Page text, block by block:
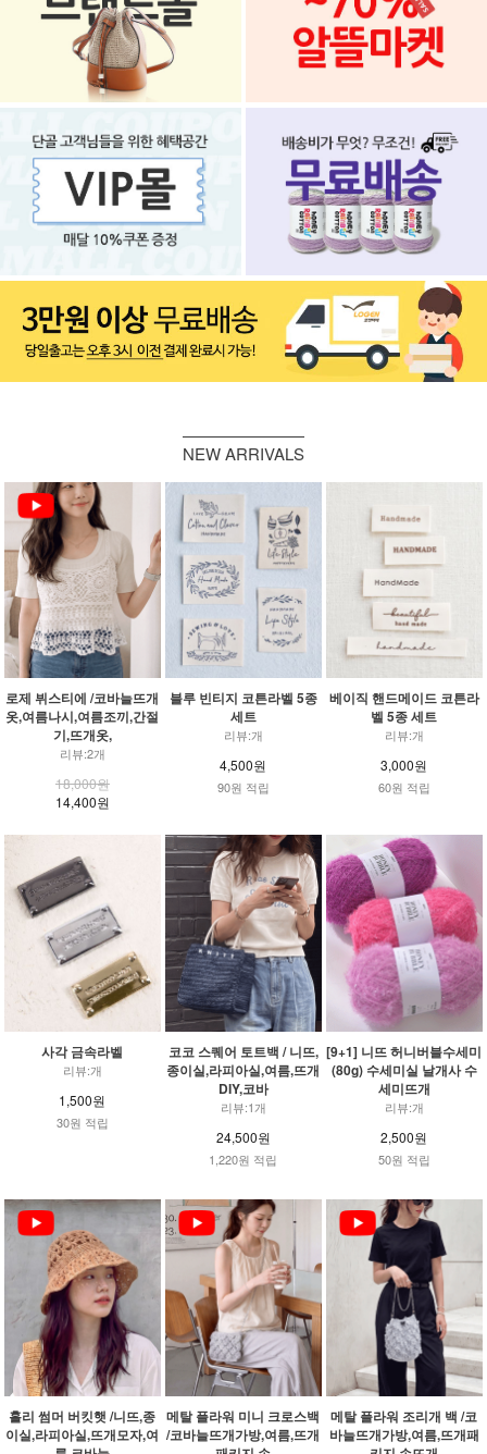
NEW ARRIVALS
로제 뷔스티에 /코바늘뜨개
옷,여름나시,여름조끼,간절
기,뜨개옷,
리뷰:2개
18,000원
14,400원
블루 빈티지 코튼라벨 5종
세트
리뷰:개
4,500원
90원 적립
베이직 핸드메이드 코튼라
벨 5종 세트
리뷰:개
3,000원
60원 적립
사각 금속라벨
리뷰:개
1,500원
30원 적립
코코 스퀘어 토트백 / 니뜨,
종이실,라피아실,여름,뜨개
DIY,코바
리뷰:1개
24,500원
1,220원 적립
[9+1] 니뜨 허니버블수세미
(80g) 수세미실 날개사 수
세미뜨개
리뷰:개
2,500원
50원 적립
홀리 썸머 버킷햇 /니뜨,종
이실,라피아실,뜨개모자,여
메탈 플라워 미니 크로스백
/코바늘뜨개가방,여름,뜨개
메탈 플라워 조리개 백 /코
바늘뜨개가방,여름,뜨개패